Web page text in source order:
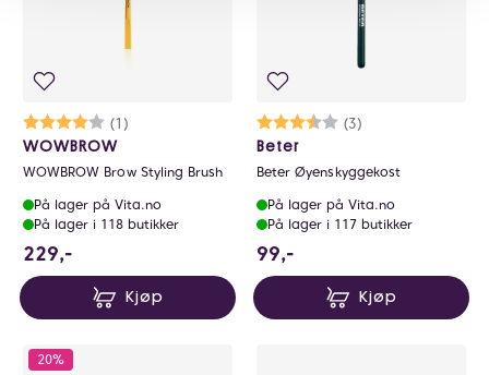
Karakter:
(1)
4.0 av 5 mulige
WOWBROW
WOWBROW Brow Styling Brush
På lager på Vita.no
På lager i 118 butikker
229,-
Kjøp
Karakter:
(3)
3.7 av 5 mulige
Beter
Beter Øyenskyggekost
På lager på Vita.no
På lager i 117 butikker
99,-
Kjøp
20%